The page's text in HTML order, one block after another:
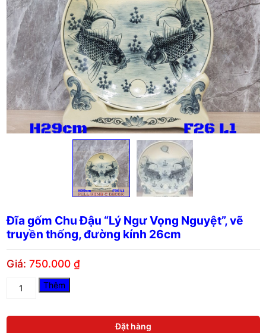
Đĩa gốm Chu Đậu “Lý Ngư Vọng Nguyệt”, vẽ
truyền thống, đường kính 26cm
Giá: 750.000 ₫
gốm
Đậu
Thêm
Đặt hàng